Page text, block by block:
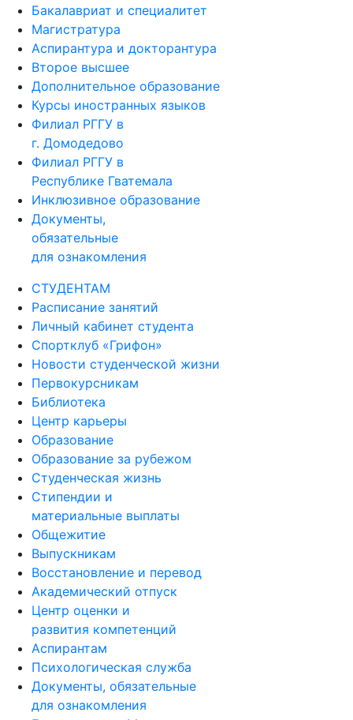
Бакалавриат и специалитет
Магистратура
Аспирантура и докторантура
Второе высшее
Дополнительное образование
Курсы иностранных языков
Филиал РГГУ в
г. Домодедово
Филиал РГГУ в
Республике Гватемала
Инклюзивное образование
Документы,
обязательные
для ознакомления
СТУДЕНТАМ
Расписание занятий
Личный кабинет студента
Спортклуб «Грифон»
Новости студенческой жизни
Первокурсникам
Библиотека
Центр карьеры
Образование
Образование за рубежом
Студенческая жизнь
Стипендии и
материальные выплаты
Общежитие
Выпускникам
Восстановление и перевод
Академический отпуск
Центр оценки и
развития компетенций
Аспирантам
Психологическая служба
Документы, обязательные
для ознакомления